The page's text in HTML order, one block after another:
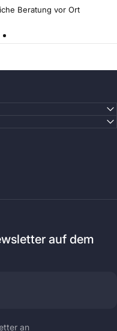
Beratung vor Ort
auf dem
an